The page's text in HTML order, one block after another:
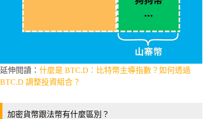
延伸閱讀： 什麼是 BTC.D：比特幣主導指數？如何透過
BTC.D 調整投資組合？
加密貨幣跟法幣有什麼區別？